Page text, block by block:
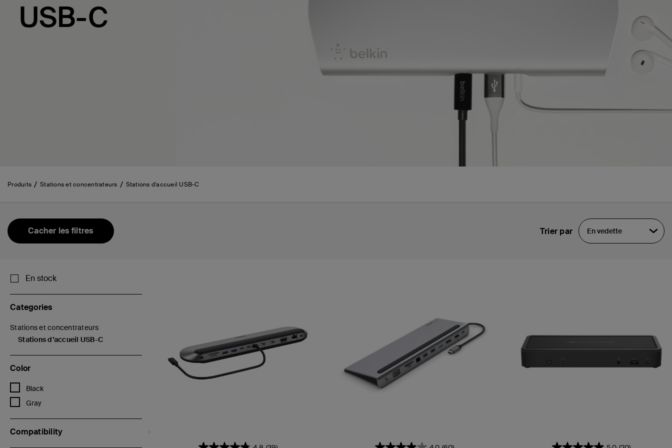
USB-C
Produits Stations et concentrateurs Stations d’accueil USB-C
Cacher les filtres Trier par En vedette
En stock
Categories
Stations et concentrateurs
Filtrer par Categories : Stations et concentrateurs
Stations d’accueil USB-C
sélectionné(s) Filtré par Categories :Stations d’accueil USB-C
Color
Black
Filtrer par Color : Black
Gray
Filtrer par Color : Gray
Compatibility